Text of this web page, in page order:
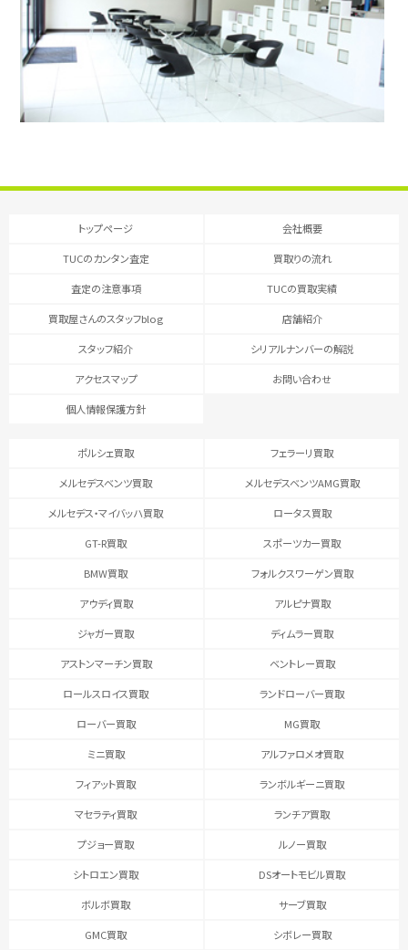
トップページ 会社概要
TUCのカンタン査定 買取りの流れ
査定の注意事項 TUCの買取実績
買取屋さんのスタッフblog 店舗紹介
スタッフ紹介 シリアルナンバーの解説
アクセスマップ お問い合わせ
個人情報保護方針
ポルシェ買取 フェラーリ買取
メルセデスベンツ買取 メルセデスベンツAMG買取
メルセデス・マイバッハ買取 ロータス買取
GT-R買取 スポーツカー買取
BMW買取 フォルクスワーゲン買取
アウディ買取 アルピナ買取
ジャガー買取 ディムラー買取
アストンマーチン買取 ベントレー買取
ロールスロイス買取 ランドローバー買取
ローバー買取 MG買取
ミニ買取 アルファロメオ買取
フィアット買取 ランボルギーニ買取
マセラティ買取 ランチア買取
プジョー買取 ルノー買取
シトロエン買取 DSオートモビル買取
ボルボ買取 サーブ買取
GMC買取 シボレー買取